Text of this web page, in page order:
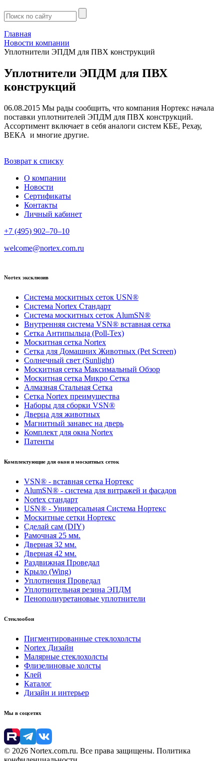
Главная
Новости компании
Уплотнители ЭПДМ для ПВХ конструкций
Уплотнители ЭПДМ для ПВХ
конструкций
06.08.2015 Мы рады сообщить, что компания Нортекс начала
поставки уплотнителей ЭПДМ для ПВХ конструкций.
Ассортимент включает в себя аналоги систем КБЕ, Рехау,
ВЕКА и многие другие.
Возврат к списку
О компании
Новости
Сертификаты
Контакты
Личный кабинет
+7 (495) 902–70–10
welcome@nortex.com.ru
Nortex эксклюзив
Система москитных сеток USN®
Система Nortex Стандарт
Система москитных сеток AlumSN®
Внутренняя система VSN® вставная сетка
Сетка Антипыльца (Poll-Tex)
Москитная сетка Nortex
Сетка для Домашних Животных (Pet Screen)
Солнечный свет (Sunlight)
Москитная сетка Максимальный Обзор
Москитная сетка Микро Сетка
Алмазная Стальная Сетка
Сетка Nortex преимущества
Наборы для сборки VSN®
Дверца для животных
Магнитный занавес на дверь
Комплект для окна Nortex
Патенты
Комплектующие для окон и москитных сеток
VSN® - вставная сетка Нортекс
AlumSN® - система для витражей и фасадов
Nortex стандарт
USN® - Универсальная Система Нортекс
Москитные сетки Нортекс
Сделай сам (DIY)
Рамочная 25 мм.
Дверная 32 мм.
Дверная 42 мм.
Раздвижная Проведал
Крыло (Wing)
Уплотнения Проведал
Уплотнительная резина ЭПДМ
Пенополиуретановые уплотнители
Стеклообои
Пигментированные стеклохолсты
Nortex Дизайн
Малярные стеклохолсты
Флизелиновые холсты
Клей
Каталог
Дизайн и интерьер
Мы в соцсетях
© 2026 Nortex.com.ru. Все права защищены. Политика